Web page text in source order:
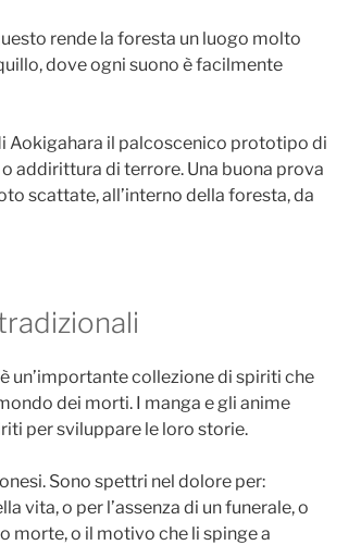
rende la foresta un luogo molto
dove ogni suono è facilmente
Aokigahara il palcoscenico prototipo di
addirittura di terrore. Una buona prova
scattate, all’interno della foresta, da
un’importante collezione di spiriti che
dei morti. I manga e gli anime
per sviluppare le loro storie.
Sono spettri nel dolore per:
vita, o per l’assenza di un funerale, o
morte, o il motivo che li spinge a